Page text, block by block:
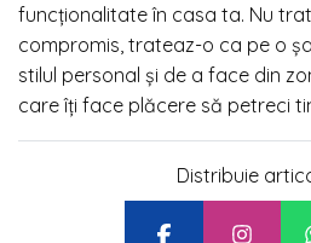
funcționalitate în casa ta. Nu
compromis, trateaz-o ca pe o
stilul personal și de a face din
care îți face plăcere să petreci
Distribuie